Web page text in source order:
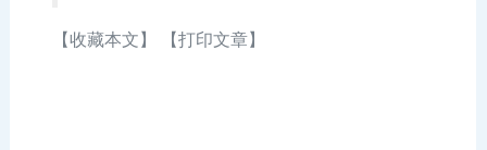
【收藏本文】 【打印文章】